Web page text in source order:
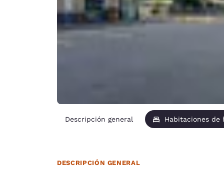
Ireland
Descripción general Habitaciones de
DESCRIPCIÓN GENERAL